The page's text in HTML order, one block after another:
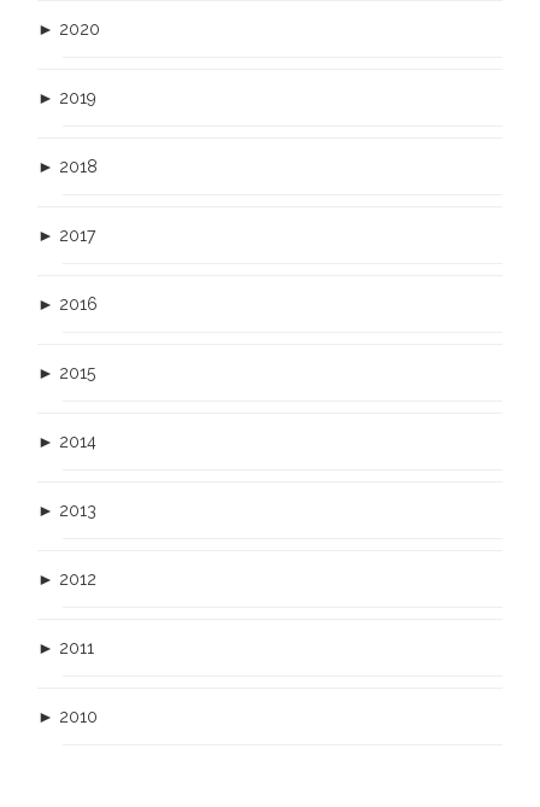
► 2020
► 2019
► 2018
► 2017
► 2016
► 2015
► 2014
► 2013
► 2012
► 2011
► 2010